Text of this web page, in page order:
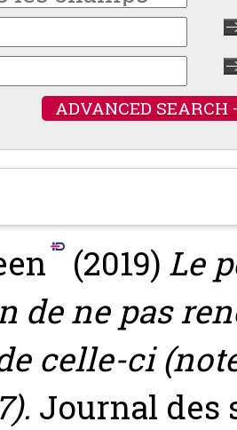
ADVANCED SEARCH
(2019) Le
de ne pas
celle-ci
Journal des